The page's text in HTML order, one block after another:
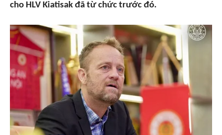
cho HLV Kiatisak đã từ chức trước đó.